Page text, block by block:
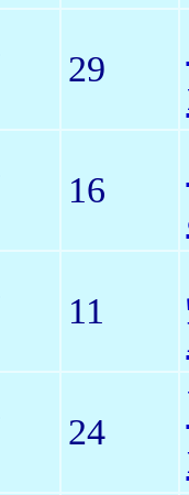
29
16
11
24